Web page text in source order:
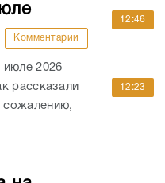
Комментарии
июле 2026
рассказали
сожалению,
12:46
12:23